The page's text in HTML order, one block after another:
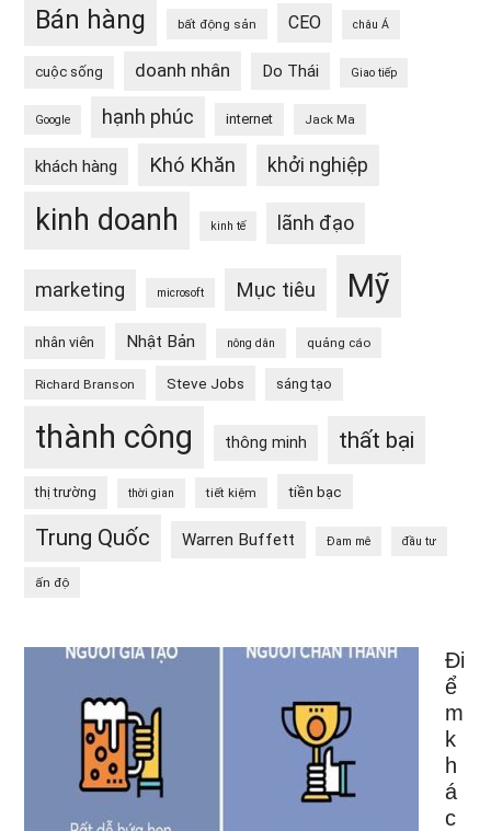
Bán hàng bất động sản CEO châu Á
cuộc sống doanh nhân Do Thái Giao tiếp
Google hạnh phúc internet Jack Ma
khách hàng Khó Khăn khởi nghiệp
kinh doanh kinh tế lãnh đạo
marketing microsoft Mục tiêu Mỹ
nhân viên Nhật Bản nông dân quảng cáo
Richard Branson Steve Jobs sáng tạo
thành công thông minh thất bại
thị trường thời gian tiết kiệm tiền bạc
Trung Quốc Warren Buffett Đam mê đầu tư
ấn độ
Đi
ể
m
k
h
á
c